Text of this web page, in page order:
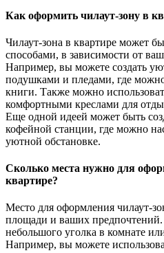
Как оформить чилаут-зону в
Чилаут-зона в квартире может
способами, в зависимости от
Например, вы можете создать
подушками и пледами, где можно
книги. Также можно
комфортными креслами для
Еще одной идеей может быть
кофейной станции, где можно
уютной обстановке.
Сколько места нужно для
квартире?
Место для оформления чилаут-
площади и ваших
небольшого уголка в комнате
Например, вы можете